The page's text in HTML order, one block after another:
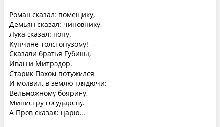
Роман сказал: помещику,
Демьян сказал: чиновнику,
Лука сказал: попу.
Купчине толстопузому! —
Сказали братья Губины,
Иван и Митродор.
Старик Пахом потужился
И молвил, в землю глядючи:
Вельможному боярину,
Министру государеву.
А Пров сказал: царю...